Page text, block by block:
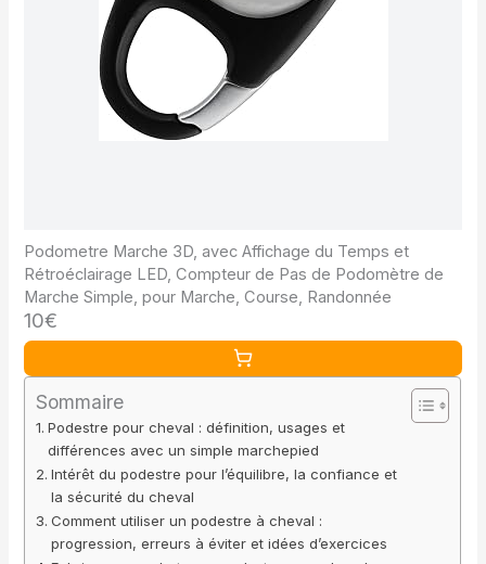
Podometre Marche 3D, avec Affichage du Temps et
Rétroéclairage LED, Compteur de Pas de Podomètre de
Marche Simple, pour Marche, Course, Randonnée
10€
Sommaire
Podestre pour cheval : définition, usages et
différences avec un simple marchepied
Intérêt du podestre pour l’équilibre, la confiance et
la sécurité du cheval
Comment utiliser un podestre à cheval :
progression, erreurs à éviter et idées d’exercices